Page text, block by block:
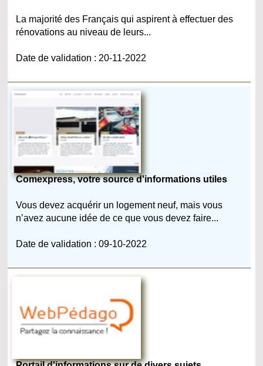
La majorité des Français qui aspirent à effectuer des
rénovations au niveau de leurs...
Date de validation : 20-11-2022
Comexpress, votre source d'informations utiles
Vous devez acquérir un logement neuf, mais vous
n’avez aucune idée de ce que vous devez faire...
Date de validation : 09-10-2022